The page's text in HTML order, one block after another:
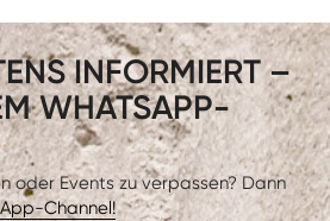
INFORMIERT –
WHATSAPP-
oder Events zu verpassen? Dann
Channel!